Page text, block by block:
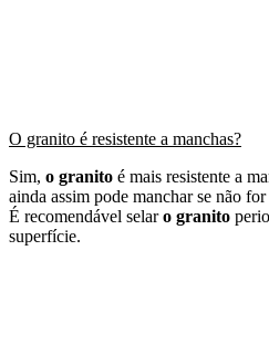
O granito é resistente a manchas?
Sim, o granito é mais resistente a
ainda assim pode manchar se não
É recomendável selaro granito
superfície.